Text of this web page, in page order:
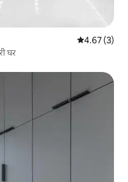
औसत रेटिंग 5 में
4.67 (3)
घर